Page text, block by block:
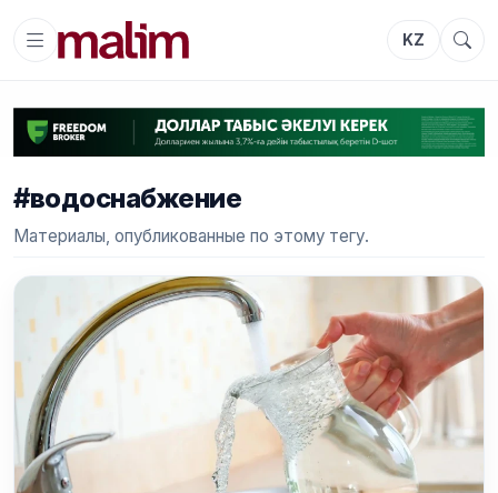
KZ
#водоснабжение
Материалы, опубликованные по этому тегу.